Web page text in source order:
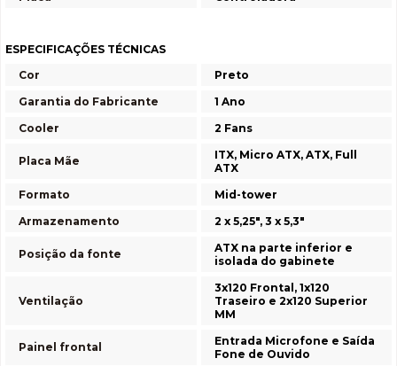
ESPECIFICAÇÕES TÉCNICAS
Cor
Preto
Garantia do Fabricante
1 Ano
Cooler
2 Fans
Placa Mãe
ITX, Micro ATX, ATX, Full
ATX
Formato
Mid-tower
Armazenamento
2 x 5,25", 3 x 5,3"
Posição da fonte
ATX na parte inferior e
isolada do gabinete
Ventilação
3x120 Frontal, 1x120
Traseiro e 2x120 Superior
MM
Painel frontal
Entrada Microfone e Saída
Fone de Ouvido